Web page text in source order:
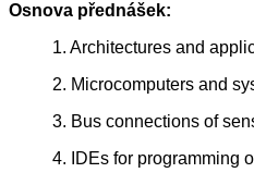
Osnova přednášek:
1. Architectures and
2. Microcomputers and
3. Bus connections of
4. IDEs for programming